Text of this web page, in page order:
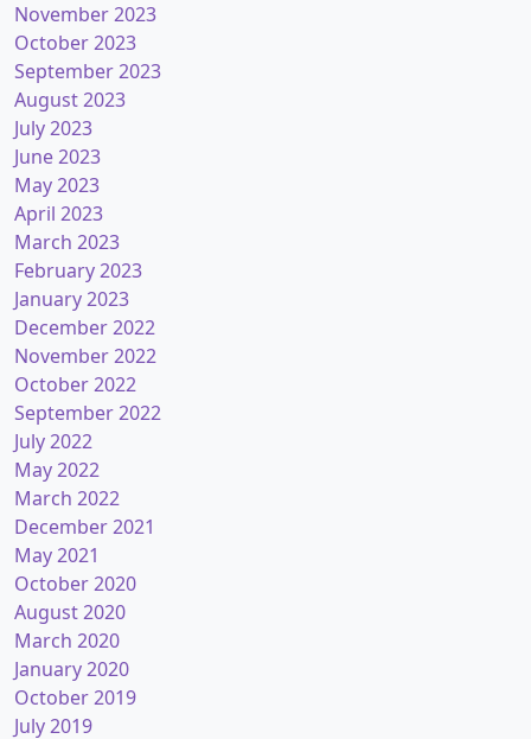
November 2023
October 2023
September 2023
August 2023
July 2023
June 2023
May 2023
April 2023
March 2023
February 2023
January 2023
December 2022
November 2022
October 2022
September 2022
July 2022
May 2022
March 2022
December 2021
May 2021
October 2020
August 2020
March 2020
January 2020
October 2019
July 2019